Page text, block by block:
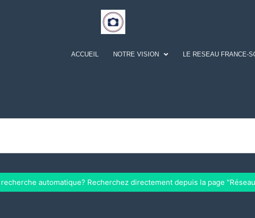
ACCUEIL NOTRE VISION LE RESEAU FRANCE-
automatique? Recherchez directement depuis la page